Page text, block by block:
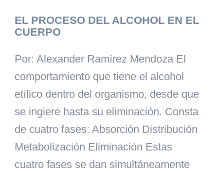
EL PROCESO DEL ALCOHOL EN EL
CUERPO
Por: Alexander Ramírez Mendoza El
comportamiento que tiene el alcohol
etílico dentro del organismo, desde que
se ingiere hasta su eliminación. Consta
de cuatro fases: Absorción Distribución
Metabolización Eliminación Estas
cuatro fases se dan simultáneamente